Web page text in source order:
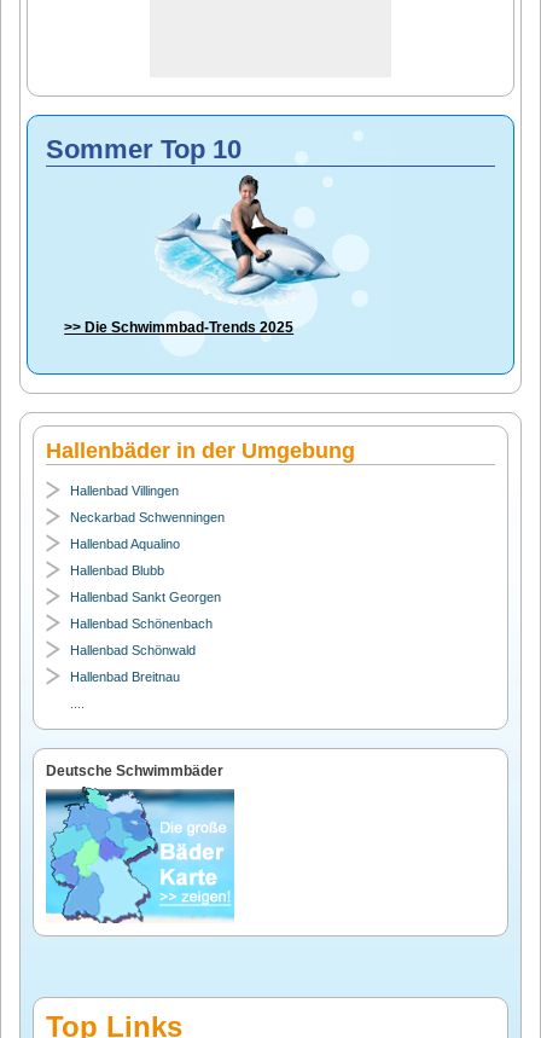
Sommer Top 10
>> DieSchwimmbad-Trends 2025
Hallenbäder in der Umgebung
Hallenbad Villingen
Neckarbad Schwenningen
Hallenbad Aqualino
Hallenbad Blubb
Hallenbad Sankt Georgen
Hallenbad Schönenbach
Hallenbad Schönwald
Hallenbad Breitnau
Deutsche Schwimmbäder
Top Links